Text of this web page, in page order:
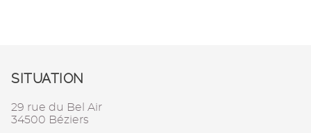
SITUATION
29 rue du Bel Air
34500 Béziers